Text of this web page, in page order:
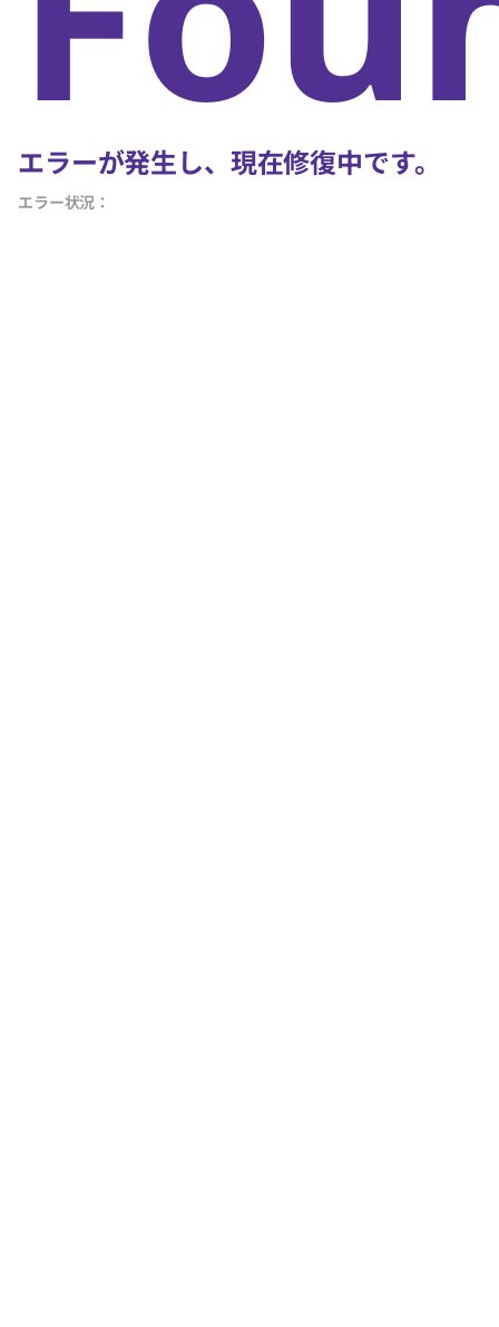
エラーが発生し、現在修復中です。
エラー状況：